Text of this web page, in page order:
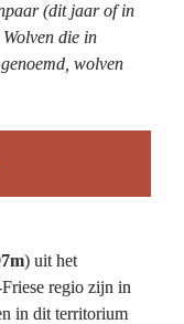
(dit jaar of in
die in
wolven
) uit het
regio zijn in
in dit territorium